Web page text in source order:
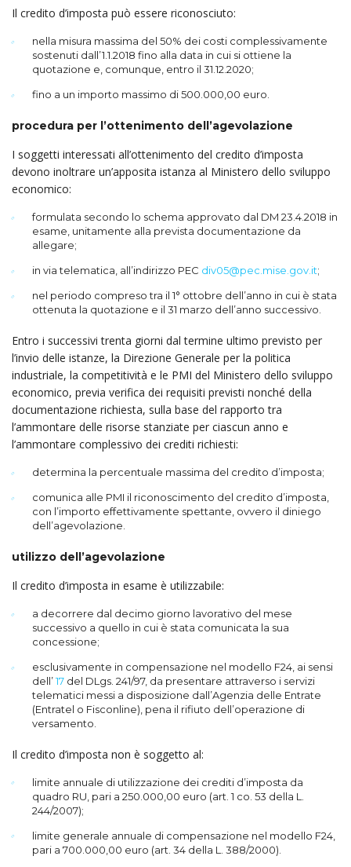
Il credito d’imposta può essere riconosciuto:
nella misura massima del 50% dei costi complessivamente
sostenuti dall’1.1.2018 fino alla data in cui si ottiene la
quotazione e, comunque, entro il 31.12.2020;
fino a un importo massimo di 500.000,00 euro.
procedura per l’ottenimento dell’agevolazione
I soggetti interessati all’ottenimento del credito d’imposta
devono inoltrare un’apposita istanza al Ministero dello sviluppo
economico:
formulata secondo lo schema approvato dal DM 23.4.2018 in
esame, unitamente alla prevista documentazione da
allegare;
in via telematica, all’indirizzo PEC div05@pec.mise.gov.it;
nel periodo compreso tra il 1° ottobre dell’anno in cui è stata
ottenuta la quotazione e il 31 marzo dell’anno successivo.
Entro i successivi trenta giorni dal termine ultimo previsto per
l’invio delle istanze, la Direzione Generale per la politica
industriale, la competitività e le PMI del Ministero dello sviluppo
economico, previa verifica dei requisiti previsti nonché della
documentazione richiesta, sulla base del rapporto tra
l’ammontare delle risorse stanziate per ciascun anno e
l’ammontare complessivo dei crediti richiesti:
determina la percentuale massima del credito d’imposta;
comunica alle PMI il riconoscimento del credito d’imposta,
con l’importo effettivamente spettante, ovvero il diniego
dell’agevolazione.
utilizzo dell’agevolazione
Il credito d’imposta in esame è utilizzabile:
a decorrere dal decimo giorno lavorativo del mese
successivo a quello in cui è stata comunicata la sua
concessione;
esclusivamente in compensazione nel modello F24, ai sensi
dell’17 del DLgs. 241/97, da presentare attraverso i servizi
telematici messi a disposizione dall’Agenzia delle Entrate
(Entratel o Fisconline), pena il rifiuto dell’operazione di
versamento.
Il credito d’imposta non è soggetto al:
limite annuale di utilizzazione dei crediti d’imposta da
quadro RU, pari a 250.000,00 euro (art. 1 co. 53 della L.
244/2007);
limite generale annuale di compensazione nel modello F24,
pari a 700.000,00 euro (art. 34 della L. 388/2000).